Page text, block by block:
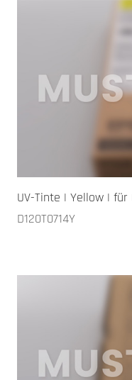
UV-Tinte | Yellow | für
D120T0714Y